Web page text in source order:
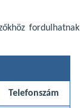
fordulhatnak
Telefonszám